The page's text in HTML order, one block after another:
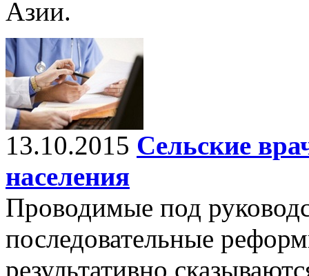
Азии.
13.10.2015 Сельские
населения
Проводимые под
последовательные
результативно